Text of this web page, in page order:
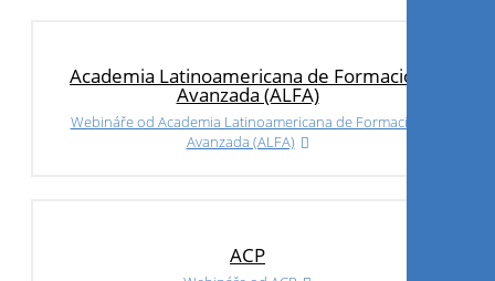
Academia Latinoamericana de Formación
Avanzada (ALFA)
Webináře od Academia Latinoamericana de Formación
Avanzada (ALFA)
ACP